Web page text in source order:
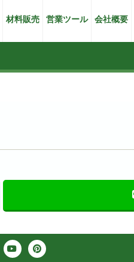
材料販売 営業ツール 会社概要